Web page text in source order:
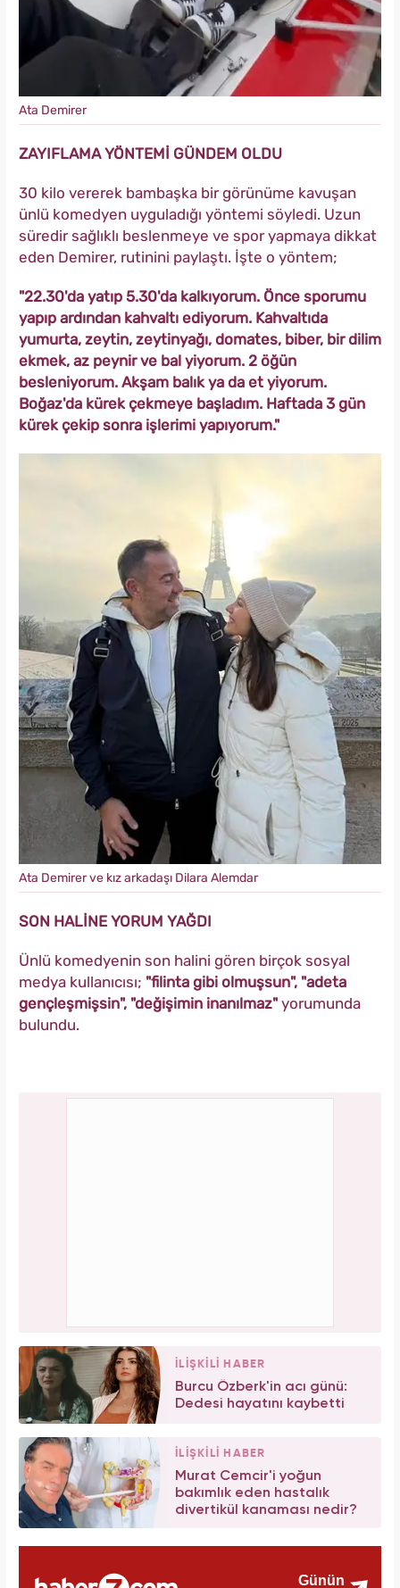
Ata Demirer
ZAYIFLAMA YÖNTEMİ GÜNDEM OLDU
30 kilo vererek bambaşka bir görünüme kavuşan
ünlü komedyen uyguladığı yöntemi söyledi. Uzun
süredir sağlıklı beslenmeye ve spor yapmaya dikkat
eden Demirer, rutinini paylaştı. İşte o yöntem;
"22.30'da yatıp 5.30'da kalkıyorum. Önce sporumu
yapıp ardından kahvaltı ediyorum. Kahvaltıda
yumurta, zeytin, zeytinyağı, domates, biber, bir dilim
ekmek, az peynir ve bal yiyorum. 2 öğün
besleniyorum. Akşam balık ya da et yiyorum.
Boğaz'da kürek çekmeye başladım. Haftada 3 gün
kürek çekip sonra işlerimi yapıyorum."
Ata Demirer ve kız arkadaşı Dilara Alemdar
SON HALİNE YORUM YAĞDI
Ünlü komedyenin son halini gören birçok sosyal
medya kullanıcısı; "filinta gibi olmuşsun", "adeta
gençleşmişsin", "değişimin inanılmaz" yorumunda
bulundu.
İLİŞKİLİ HABER
Burcu Özberk'in acı günü:
Dedesi hayatını kaybetti
İLİŞKİLİ HABER
Murat Cemcir'i yoğun
bakımlık eden hastalık
divertikül kanaması nedir?